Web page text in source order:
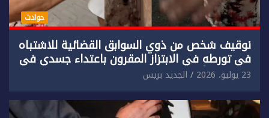
حوادث
توقيف شخص من ذوي السوابق القضائية للاشتباه
في تورطه في الابتزاز المقرون باعتداء جسدي في
حق سائح أجنبي.
23 يوليو، 2026 الجديد بريس